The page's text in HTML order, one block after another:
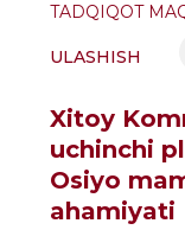
TADQIQOT
ULASHISH
Xitoy
uchinchi
Osiyo
ahamiyati